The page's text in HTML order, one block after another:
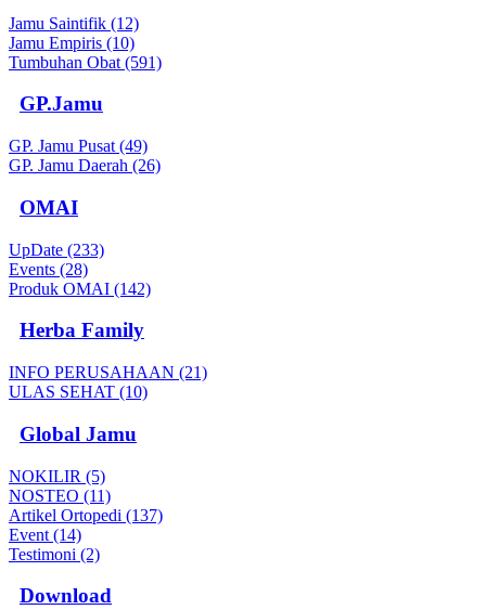
Jamu Saintifik (12)
Jamu Empiris (10)
Tumbuhan Obat (591)
GP.Jamu
GP. Jamu Pusat (49)
GP. Jamu Daerah (26)
OMAI
UpDate (233)
Events (28)
Produk OMAI (142)
Herba Family
INFO PERUSAHAAN (21)
ULAS SEHAT (10)
Global Jamu
NOKILIR (5)
NOSTEO (11)
Artikel Ortopedi (137)
Event (14)
Testimoni (2)
Download